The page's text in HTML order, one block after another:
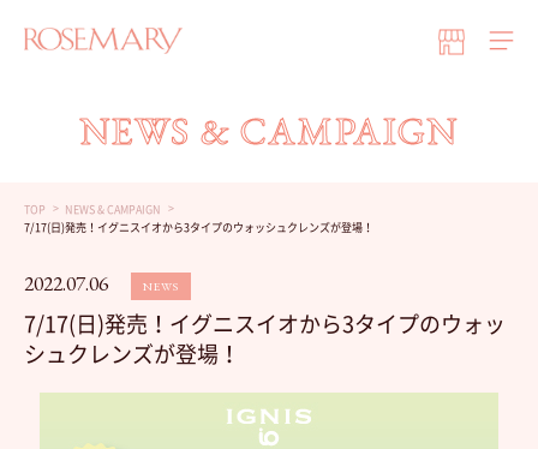
NEWS & CAMPAIGN
TOP
NEWS & CAMPAIGN
7/17(日)発売！イグニスイオから3タイプのウォッシュクレンズが登場！
2022.07.06 NEWS
7/17(日)発売！イグニスイオから3タイプのウォッ
シュクレンズが登場！